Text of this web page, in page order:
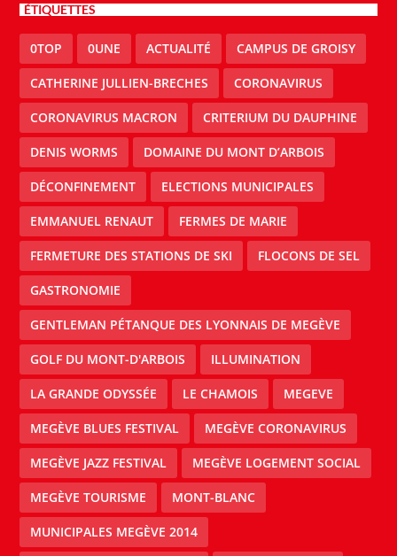
ÉTIQUETTES
0TOP 0UNE ACTUALITÉ CAMPUS DE GROISY
CATHERINE JULLIEN-BRECHES CORONAVIRUS
CORONAVIRUS MACRON CRITERIUM DU DAUPHINE
DENIS WORMS DOMAINE DU MONT D’ARBOIS
DÉCONFINEMENT ELECTIONS MUNICIPALES
EMMANUEL RENAUT FERMES DE MARIE
FERMETURE DES STATIONS DE SKI FLOCONS DE SEL
GASTRONOMIE
GENTLEMAN PÉTANQUE DES LYONNAIS DE MEGÈVE
GOLF DU MONT-D'ARBOIS ILLUMINATION
LA GRANDE ODYSSÉE LE CHAMOIS MEGEVE
MEGÈVE BLUES FESTIVAL MEGÈVE CORONAVIRUS
MEGÈVE JAZZ FESTIVAL MEGÈVE LOGEMENT SOCIAL
MEGÈVE TOURISME MONT-BLANC
MUNICIPALES MEGÈVE 2014